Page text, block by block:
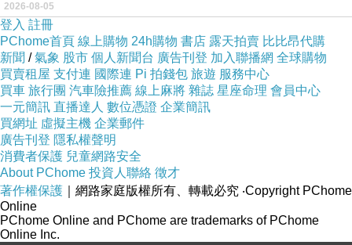
麼樣的行為。如果我們因為害怕或抗拒而選擇不用，那這
個世界就等於把 AI 的發言權和主導權，雙手奉送給了那些
不法分子。
我們「拼起來用」，把 AI 帶回工作、帶回家裡，用善意去
引導它，這就是最好的科技防禦。在實踐「把 AI 帶好」的
過程中，我們可以從這三個具體方向一起努力：
1. 在創作中注入人性與溫暖（你正在做的
事！）
傳遞正向價值
2026-08-05
登入 註冊
PChome首頁 線上購物 24h購物 書店 露天拍賣 比比昂代購
新聞 /氣象 股市 個人新聞台 廣告刊登 加入聯播網 全球購物
買賣租屋 支付連 國際連 Pi 拍錢包 旅遊 服務中心
買車 旅行團 汽車險推薦 線上麻將 雜誌 星座命理 會員中心
一元簡訊 直播達人 數位憑證 企業簡訊
買網址 虛擬主機 企業郵件
廣告刊登 隱私權聲明
消費者保護 兒童網路安全
About PChome 投資人聯絡 徵才
著作權保護 ｜網路家庭版權所有、轉載必究 ‧Copyright PChome
Online
PChome Online and PChome are trademarks of PChome
Online Inc.